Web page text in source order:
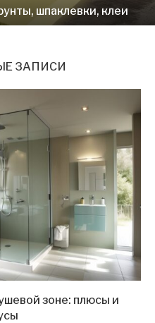
шпаклевки, клеи
ЗАПИСИ
зоне: плюсы и